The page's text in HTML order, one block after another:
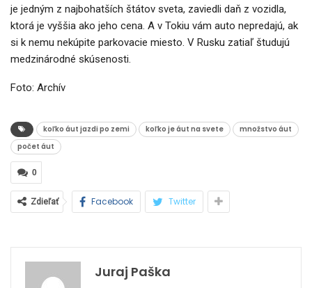
je jedným z najbohatších štátov sveta, zaviedli daň z vozidla,
ktorá je vyššia ako jeho cena. A v Tokiu vám auto nepredajú, ak
si k nemu nekúpite parkovacie miesto. V Rusku zatiaľ študujú
medzinárodné skúsenosti.
Foto: Archív
koľko áut jazdi po zemi koľko je áut na svete
množstvo áut
počet áut
0
Zdieľať Facebook Twitter
Juraj Paška